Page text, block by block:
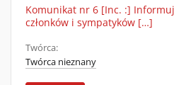
Komunikat nr 6 [Inc. :]
członków i sympatyków […]
Twórca:
Twórca nieznany